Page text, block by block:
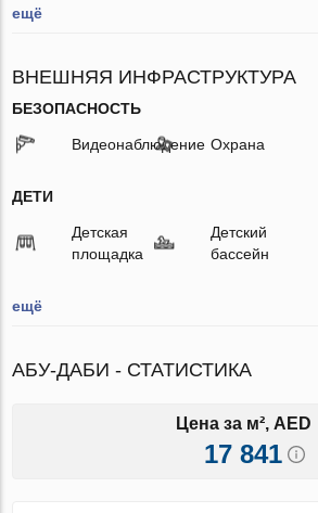
ещё
ВНЕШНЯЯ ИНФРАСТРУКТУРА
БЕЗОПАСНОСТЬ
Видеонаблюдение Охрана
ДЕТИ
Детская
площадка
Детский
бассейн
ещё
АБУ-ДАБИ - СТАТИСТИКА
Цена за м², AED
17 841